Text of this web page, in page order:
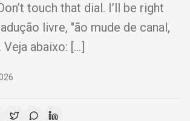
touch that dial. I’ll be right
livre, "ão mude de canal,
abaixo: […]